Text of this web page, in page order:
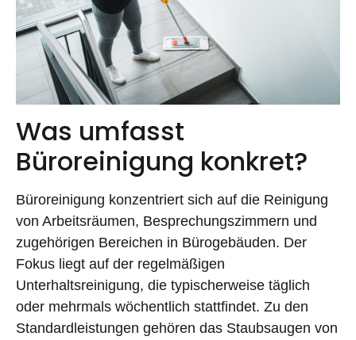
Was umfasst
Büroreinigung konkret?
Büroreinigung konzentriert sich auf die Reinigung
von Arbeitsräumen, Besprechungszimmern und
zugehörigen Bereichen in Bürogebäuden. Der
Fokus liegt auf der regelmäßigen
Unterhaltsreinigung, die typischerweise täglich
oder mehrmals wöchentlich stattfindet. Zu den
Standardleistungen gehören das Staubsaugen von